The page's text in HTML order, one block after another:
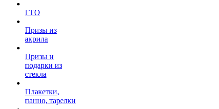
ГТО
Призы из
акрила
Призы и
подарки из
стекла
Плакетки,
панно, тарелки